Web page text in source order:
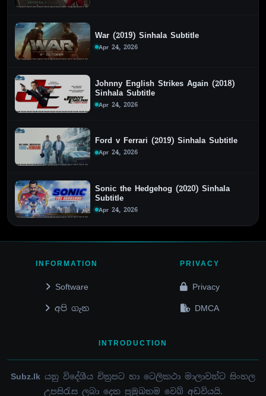
War (2019) Sinhala Subtitle
Apr 24, 2026
Johnny English Strikes Again (2018)
Sinhala Subtitle
Apr 24, 2026
Ford v Ferrari (2019) Sinhala Subtitle
Apr 24, 2026
Sonic the Hedgehog (2020) Sinhala
Subtitle
Apr 24, 2026
INFORMATION
Software
අපි ගැන
PRIVACY
Privacy
DMCA
INTRODUCTION
Subz.lk යනු විදේශීය චිත්‍රපට හා ටෙලිකථා මාලාවන්ට සිංහල
උපසිරැස ලබා දෙන ප්‍රමුඛතම වෙබ් අඩවියයි.